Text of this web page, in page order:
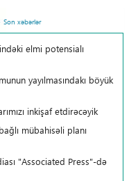
Son xəbərlər
elmi potensialı
yayılmasındakı böyük
inkişaf etdirəcəyik
mübahisəli planı
"Associated Press"-də